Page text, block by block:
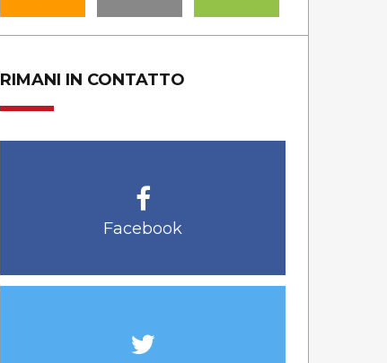
RIMANI IN CONTATTO
Facebook